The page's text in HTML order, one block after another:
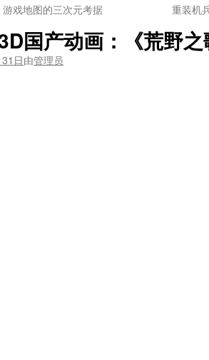
戏地图的三次元考据 重装机
国产动画：《荒野
日由管理员